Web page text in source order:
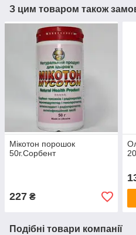
З цим товаром також
Мікотон порошок
50г.Сорбент
227 ₴
Подібні товари компанії